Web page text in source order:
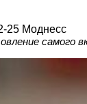
25 Моднесс
самого